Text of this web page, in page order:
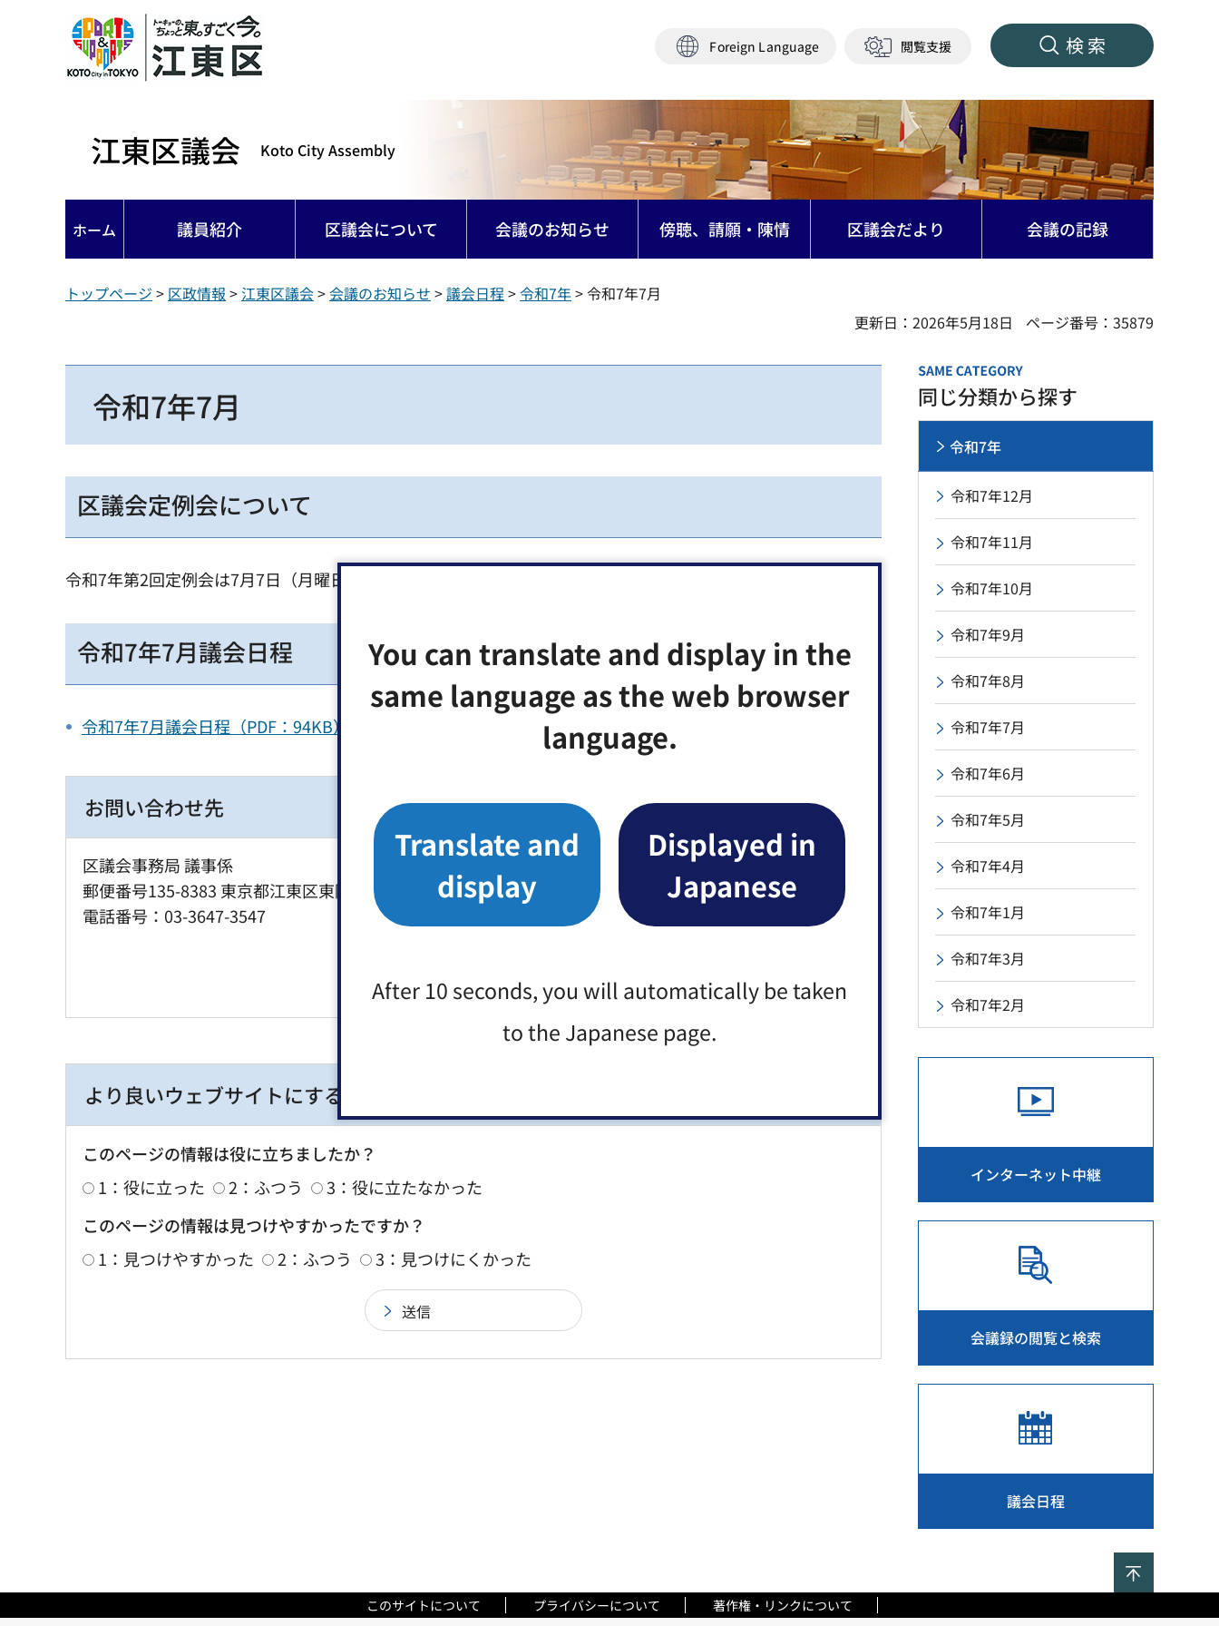
You can translate and display in the
same language as the web browser
language.
Translate and
display
Displayed in
Japanese
After 10 seconds, you will automatically be taken
to the Japanese page.
Foreign Language 閲覧支援 検索
江東区議会 Koto City Assembly
ホーム 議員紹介 区議会について 会議のお知らせ 傍聴、請願・陳情 区議会だより 会議の記録
トップページ > 区政情報 > 江東区議会>会議のお知らせ >議会日程 >令和7年> 令和7年7月
更新日：2026年5月18日
ページ番号：35879
令和7年7月
区議会定例会について
令和7年第2回定例会は7月7日（月曜日）まで開会します。
令和7年7月議会日程
令和7年7月議会日程（PDF：94KB）（別ウィンドウで開きます）
お問い合わせ先
区議会事務局 議事係
郵便番号135-8383 東京都江東区東陽4丁目11番28号
電話番号：03-3647-3547
より良いウェブサイトにするためにみなさまのご意見をお聞かせください
このページの情報は役に立ちましたか？
1：役に立った
2：ふつう
3：役に立たなかった
このページの情報は見つけやすかったですか？
1：見つけやすかった
2：ふつう 3：見つけにくかった
同じ分類から探す
令和7年
令和7年12月
令和7年11月
令和7年10月
令和7年9月
令和7年8月
令和7年7月
令和7年6月
令和7年5月
令和7年4月
令和7年1月
令和7年3月
令和7年2月
インターネット中継
会議録の閲覧と検索
議会日程
このサイトについて プライバシーについて 著作権・リンクについて